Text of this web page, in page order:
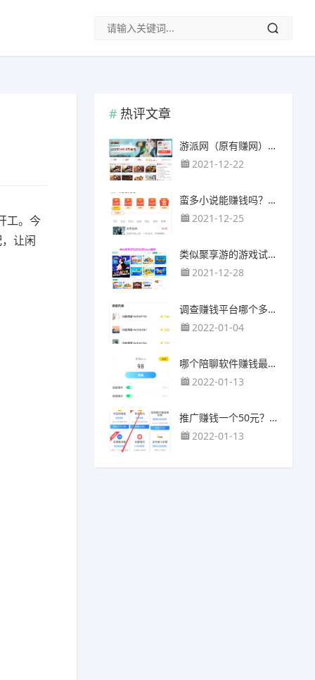
工。今
让闲
热评文章
游派网（原有赚网），主要以试玩游戏赚钱为主
2021-12-22
蛮多小说能赚钱吗？送的100元能提现靠谱吗？
2021-12-25
类似聚享游的游戏试玩app（平台）推荐
2021-12-28
调查赚钱平台哪个多？哪个调查网站正规靠谱？
2022-01-04
哪个陪聊软件赚钱最快？目前陪人聊天可以挣钱的app推荐
2022-01-13
推广赚钱一个50元？我这个一个最高可以赚500元
2022-01-13